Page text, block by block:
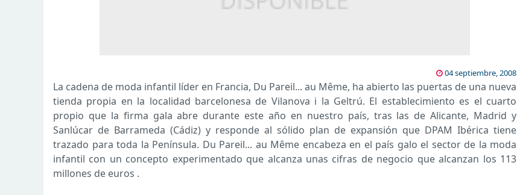
04 septiembre, 2008
La cadena de moda infantil líder en Francia, Du Pareil... au Même, ha abierto las puertas de una nueva
tienda propia en la localidad barcelonesa de Vilanova i la Geltrú. El establecimiento es el cuarto
propio que la firma gala abre durante este año en nuestro país, tras las de Alicante, Madrid y
Sanlúcar de Barrameda (Cádiz) y responde al sólido plan de expansión que DPAM Ibérica tiene
trazado para toda la Península. Du Pareil... au Même encabeza en el país galo el sector de la moda
infantil con un concepto experimentado que alcanza unas cifras de negocio que alcanzan los 113
millones de euros .